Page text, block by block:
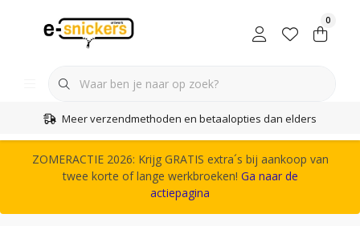
0
Meer verzendmethoden en betaalopties dan elders
ZOMERACTIE 2026: Krijg GRATIS extra´s bij aankoop van
twee korte of lange werkbroeken! Ga naar de
actiepagina